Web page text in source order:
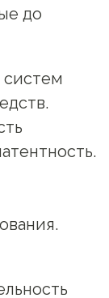
до
систем